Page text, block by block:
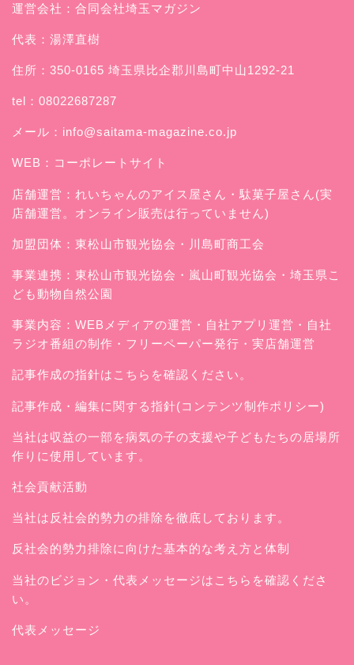
運営会社：合同会社埼玉マガジン
代表：湯澤直樹
住所：350-0165 埼玉県比企郡川島町中山1292-21
tel：08022687287
メール： info@saitama-magazine.co.jp
WEB： コーポレートサイト
店舗運営： れいちゃんのアイス屋さん ・駄菓子屋さん(実
店舗運営。オンライン販売は行っていません)
加盟団体：東松山市観光協会・川島町商工会
事業連携：東松山市観光協会・嵐山町観光協会・埼玉県こ
ども動物自然公園
事業内容：WEBメディアの運営・自社アプリ運営・自社
ラジオ番組の制作・フリーペーパー発行・実店舗運営
記事作成の指針はこちらを確認ください。
記事作成・編集に関する指針(コンテンツ制作ポリシー)
当社は収益の一部を病気の子の支援や子どもたちの居場所
作りに使用しています。
社会貢献活動
当社は反社会的勢力の排除を徹底しております。
反社会的勢力排除に向けた基本的な考え方と体制
当社のビジョン・代表メッセージはこちらを確認くださ
い。
代表メッセージ